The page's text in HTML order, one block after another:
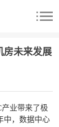
房未来发展
业带来了极
中，数据中心